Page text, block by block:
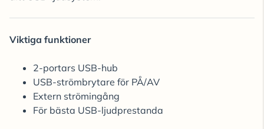
Viktiga funktioner
2-portars USB-hub
USB-strömbrytare för PÅ/AV
Extern strömingång
För bästa USB-ljudprestanda